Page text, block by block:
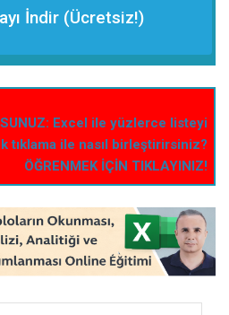
İndir (Ücretsiz!)
Excel ile yüzlerce listeyi
tıklama ile nasıl birleştirirsiniz?
ÖĞRENMEK İÇİN TIKLAYINIZ!